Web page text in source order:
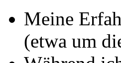
Meine
(etwa um